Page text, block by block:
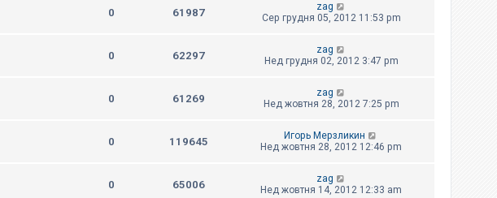
0 61987
zag
Сер грудня 05, 2012 11:53 pm
0 62297
zag
Нед грудня 02, 2012 3:47 pm
0 61269
zag
Нед жовтня 28, 2012 7:25 pm
0 119645
Игорь Мерзликин
Нед жовтня 28, 2012 12:46 pm
0 65006
zag
Нед жовтня 14, 2012 12:33 am